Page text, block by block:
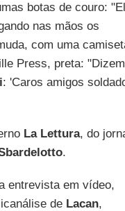
botas de couro:
nas mãos os
com uma
Press, preta: "Dizem
: 'Caros amigos
La Lettura, do
.
entrevista em vídeo,
de Lacan,